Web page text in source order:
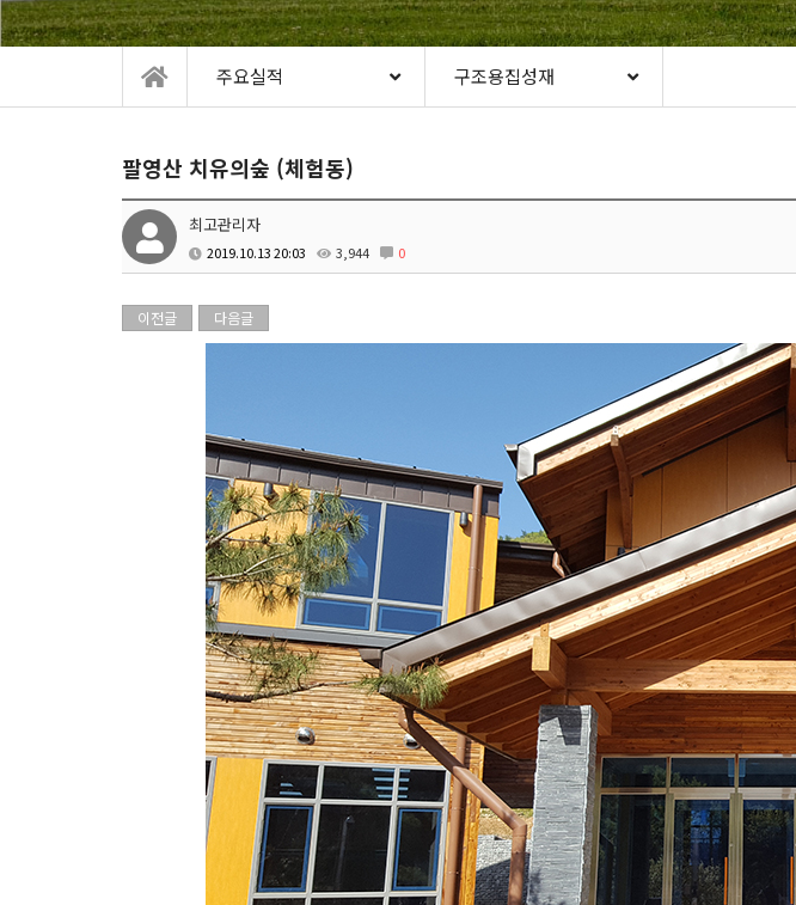
주요실적 구조용집성재
팔영산 치유의숲 (체험동)
최고관리자
2019.10.13 20:03 3,944 0
이전글 다음글